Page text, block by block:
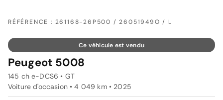
RÉFÉRENCE : 261168-26P500 / 26051949O / L
Ce véhicule est vendu
Peugeot 5008
145 ch e-DCS6 • GT
Voiture d'occasion • 4 049 km • 2025